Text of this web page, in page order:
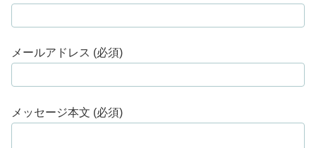
メールアドレス (必須)
メッセージ本文 (必須)